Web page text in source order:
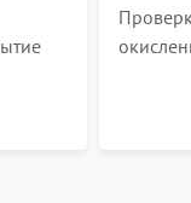
цепей